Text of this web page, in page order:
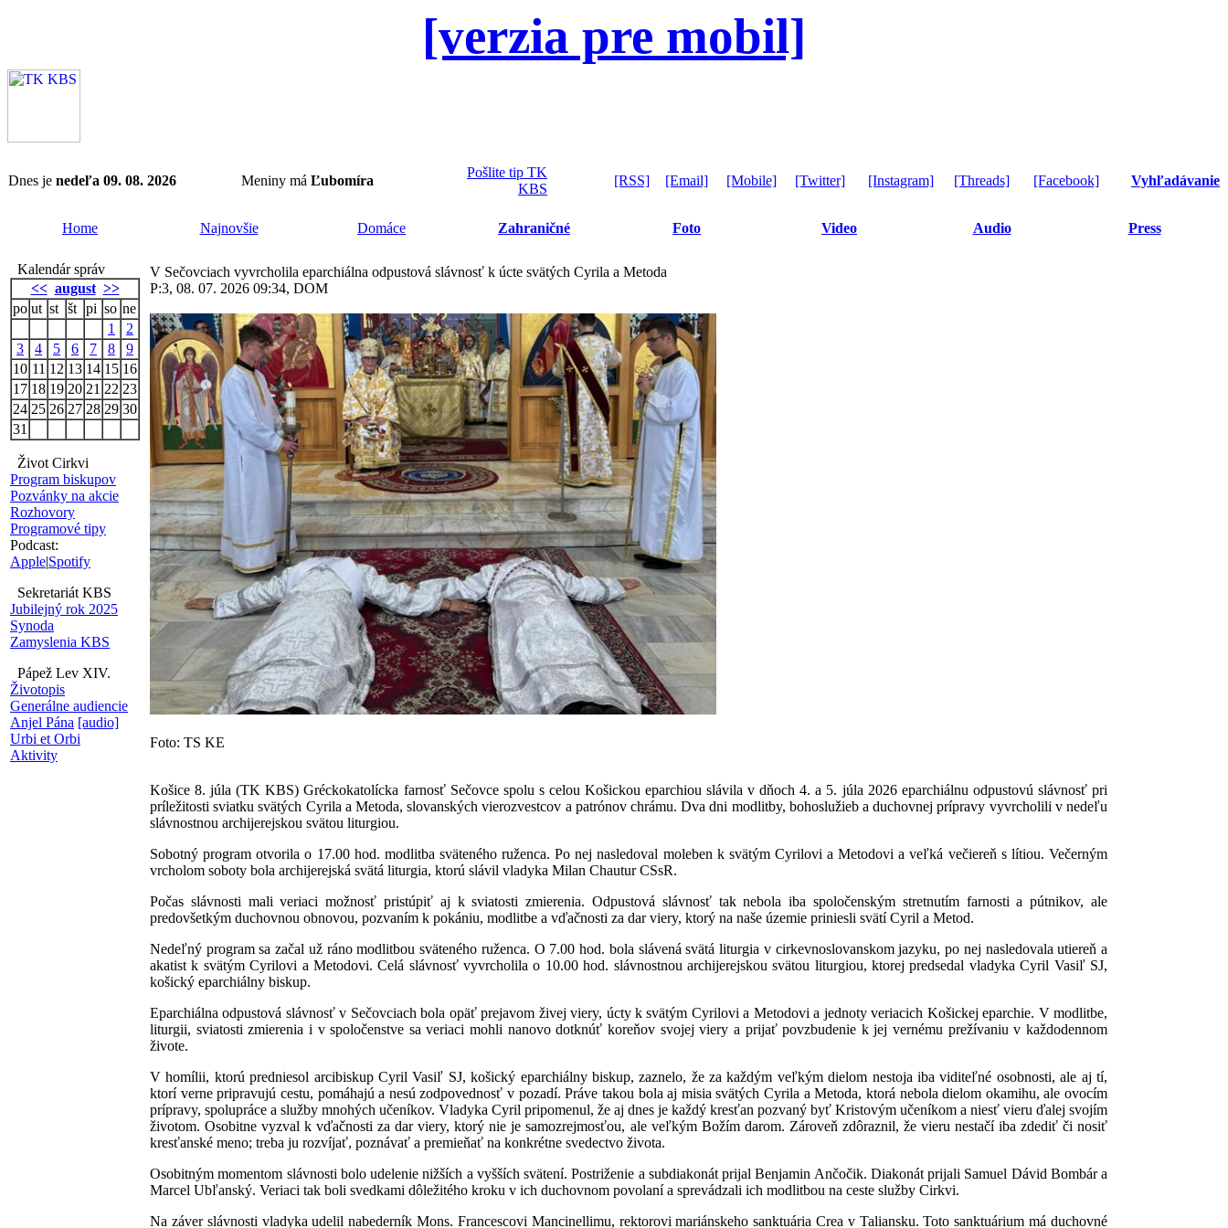
[verzia pre mobil]
Dnes je nedeľa 09. 08. 2026 Meniny má Ľubomíra
Pošlite tip TK
KBS
[RSS] [Email] [Mobile] [Twitter] [Instagram] [Threads] [Facebook] Vyhľadávanie
Home Najnovšie Domáce Zahraničné Foto Video Audio Press
Kalendár správ
<< august >>
po ut st št pi so ne
1
2
3
4 5 6 7 8
9
10 11 12 13 14 15 16
17 18 19 20 21 22 23
24 25 26 27 28 29 30
31
Život Cirkvi
Program biskupov
Pozvánky na akcie
Rozhovory
Programové tipy
Podcast:
Apple|Spotify
Sekretariát KBS
Jubilejný rok 2025
Synoda
Zamyslenia KBS
Pápež Lev XIV.
Životopis
Generálne audiencie
Anjel Pána [audio]
Urbi et Orbi
Aktivity
V Sečovciach vyvrcholila eparchiálna odpustová slávnosť k úcte svätých Cyrila a Metoda
P:3, 08. 07. 2026 09:34, DOM
Foto: TS KE
Košice 8. júla (TK KBS) Gréckokatolícka farnosť Sečovce spolu s celou Košickou eparchiou slávila v dňoch 4. a 5. júla 2026 eparchiálnu odpustovú slávnosť pri
príležitosti sviatku svätých Cyrila a Metoda, slovanských vierozvestcov a patrónov chrámu. Dva dni modlitby, bohoslužieb a duchovnej prípravy vyvrcholili v nedeľu
slávnostnou archijerejskou svätou liturgiou.
Sobotný program otvorila o 17.00 hod. modlitba sväteného ruženca. Po nej nasledoval moleben k svätým Cyrilovi a Metodovi a veľká večiereň s lítiou. Večerným
vrcholom soboty bola archijerejská svätá liturgia, ktorú slávil vladyka Milan Chautur CSsR.
Počas slávnosti mali veriaci možnosť pristúpiť aj k sviatosti zmierenia. Odpustová slávnosť tak nebola iba spoločenským stretnutím farnosti a pútnikov, ale
predovšetkým duchovnou obnovou, pozvaním k pokániu, modlitbe a vďačnosti za dar viery, ktorý na naše územie priniesli svätí Cyril a Metod.
Nedeľný program sa začal už ráno modlitbou sväteného ruženca. O 7.00 hod. bola slávená svätá liturgia v cirkevnoslovanskom jazyku, po nej nasledovala utiereň a
akatist k svätým Cyrilovi a Metodovi. Celá slávnosť vyvrcholila o 10.00 hod. slávnostnou archijerejskou svätou liturgiou, ktorej predsedal vladyka Cyril Vasiľ SJ,
košický eparchiálny biskup.
Eparchiálna odpustová slávnosť v Sečovciach bola opäť prejavom živej viery, úcty k svätým Cyrilovi a Metodovi a jednoty veriacich Košickej eparchie. V modlitbe,
liturgii, sviatosti zmierenia i v spoločenstve sa veriaci mohli nanovo dotknúť koreňov svojej viery a prijať povzbudenie k jej vernému prežívaniu v každodennom
živote.
V homílii, ktorú predniesol arcibiskup Cyril Vasiľ SJ, košický eparchiálny biskup, zaznelo, že za každým veľkým dielom nestoja iba viditeľné osobnosti, ale aj tí,
ktorí verne pripravujú cestu, pomáhajú a nesú zodpovednosť v pozadí. Práve takou bola aj misia svätých Cyrila a Metoda, ktorá nebola dielom okamihu, ale ovocím
prípravy, spolupráce a služby mnohých učeníkov. Vladyka Cyril pripomenul, že aj dnes je každý kresťan pozvaný byť Kristovým učeníkom a niesť vieru ďalej svojím
životom. Osobitne vyzval k vďačnosti za dar viery, ktorý nie je samozrejmosťou, ale veľkým Božím darom. Zároveň zdôraznil, že vieru nestačí iba zdediť či nosiť
kresťanské meno; treba ju rozvíjať, poznávať a premieňať na konkrétne svedectvo života.
Osobitným momentom slávnosti bolo udelenie nižších a vyšších svätení. Postriženie a subdiakonát prijal Benjamin Ančočik. Diakonát prijali Samuel Dávid Bombár a
Marcel Ubľanský. Veriaci tak boli svedkami dôležitého kroku v ich duchovnom povolaní a sprevádzali ich modlitbou na ceste služby Cirkvi.
Na záver slávnosti vladyka udelil nabederník Mons. Francescovi Mancinellimu, rektorovi mariánskeho sanktuária Crea v Taliansku. Toto sanktuárium má duchovné